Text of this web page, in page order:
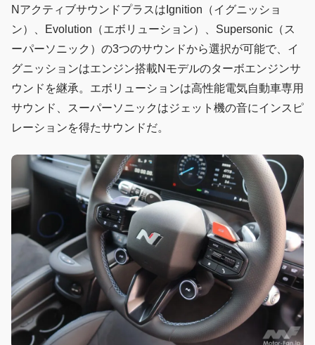
NアクティブサウンドプラスはIgnition（イグニッショ
ン）、Evolution（エボリューション）、Supersonic（ス
ーパーソニック）の3つのサウンドから選択が可能で、イ
グニッションはエンジン搭載Nモデルのターボエンジンサ
ウンドを継承。エボリューションは高性能電気自動車専用
サウンド、スーパーソニックはジェット機の音にインスピ
レーションを得たサウンドだ。